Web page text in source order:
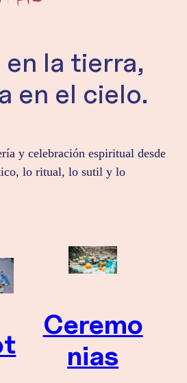
en la tierra,
en el cielo.
y celebración espiritual desde
lo ritual, lo sutil y lo
Ceremo
nias